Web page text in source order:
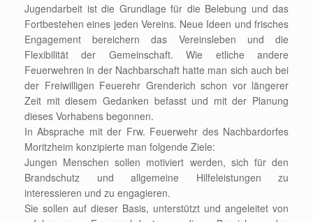
Jugendarbeit ist die Grundlage für die Belebung und das
Fortbestehen eines jeden Vereins. Neue Ideen und frisches
Engagement bereichern das Vereinsleben und die
Flexibilität der Gemeinschaft. Wie etliche andere
Feuerwehren in der Nachbarschaft hatte man sich auch bei
der Freiwilligen Feuerehr Grenderich schon vor längerer
Zeit mit diesem Gedanken befasst und mit der Planung
dieses Vorhabens begonnen.
In Absprache mit der Frw. Feuerwehr des Nachbardorfes
Moritzheim konzipierte man folgende Ziele:
Jungen Menschen sollen motiviert werden, sich für den
Brandschutz und allgemeine Hilfeleistungen zu
interessieren und zu engagieren.
Sie sollen auf dieser Basis, unterstützt und angeleitet von